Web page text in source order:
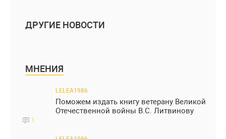
ДРУГИЕ НОВОСТИ
МНЕНИЯ
LELEA1986
Поможем издать книгу ветерану Великой
Отечественной войны В.С. Литвинову
1